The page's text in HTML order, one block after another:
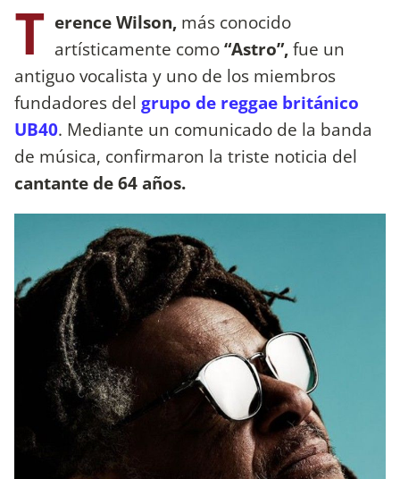
T erence Wilson, más conocido
artísticamente como“Astro”,fue un
antiguo vocalista y uno de los miembros
fundadores del grupo de reggae británico
UB40. Mediante un comunicado de la banda
de música, confirmaron la triste noticia del
cantante de 64 años.